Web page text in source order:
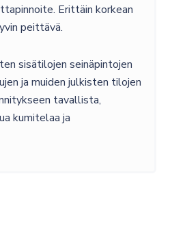
Erittäin korkean
peittävä.
sisätilojen seinäpintojen
ja muiden julkisten tilojen
tavallista,
kumitelaa ja